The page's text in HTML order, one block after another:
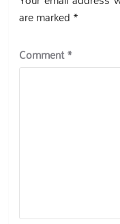
are marked *
Comment*